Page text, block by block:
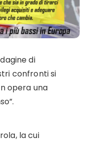
di
confronti si
opera una
la cui